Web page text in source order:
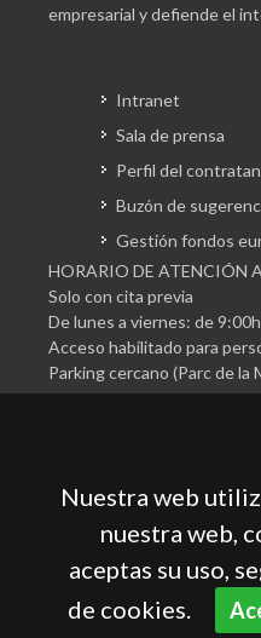
empresarial y defiende el
Intranet
Sala de prensa
Perfil del
Buzón de
Gestión fondos
HORARIO DE ATENCIÓN
Solo con cita previa
De lunes a viernes: de
Acceso habilitado para
Parking cercano (Parc de la
Cámara Oficial de
Política
Nuestra web
nuestra web,
aceptas su uso,
de cookies.